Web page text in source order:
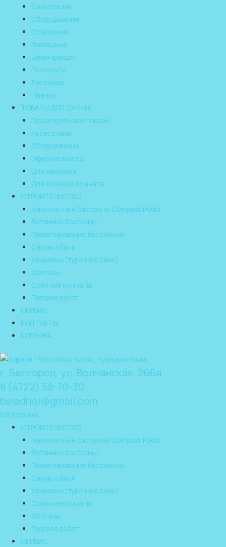
Фильтрация
Оборудование
Освещение
Закладные
Дезинфекция
Пылесосы
Лестницы
Пленка
ТОВАРЫ ДЛЯ САУНЫ
Посмотреть все товары
Аксессуары
Оборудование
Эфирные масла
Для хаммама
Для соляной комнаты
СТРОИТЕЛЬСТВО
Композитные бассейны Compass Pools
Бетонные бассейны
Проектирование бассейнов
Сауны и бани
Хаммамы (турецкие бани)
Фонтаны
Соляные комнаты
Галерея работ
СЕРВИС
КОНТАКТЫ
КОРЗИНА
г. Белгород, ул. Волчанская, 266а
8 (4722) 58-70-30
beladriel@gmail.com
0 ₽ Корзина
СТРОИТЕЛЬСТВО
Композитные бассейны Compass Pools
Бетонные бассейны
Проектирование бассейнов
Сауны и бани
Хаммамы (турецкие бани)
Соляные комнаты
Фонтаны
Галерея работ
СЕРВИС